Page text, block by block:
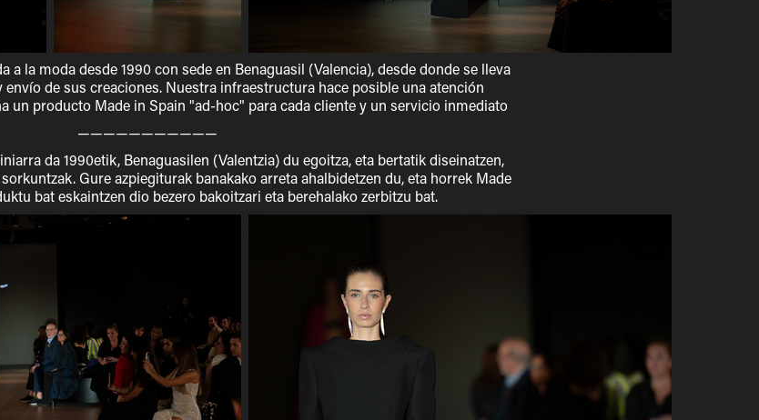
a la moda desde 1990 con sede en Benaguasil (Valencia), desde donde se lleva
de sus creaciones. Nuestra infraestructura hace posible una atención
un producto Made in Spain "ad-hoc"​ para cada cliente y un servicio inmediato
———————————
da 1990etik, Benaguasilen (Valentzia) du egoitza, eta bertatik diseinatzen,
Gure azpiegiturak banakako arreta ahalbidetzen du, eta horrek Made
bat eskaintzen dio bezero bakoitzari eta berehalako zerbitzu bat.